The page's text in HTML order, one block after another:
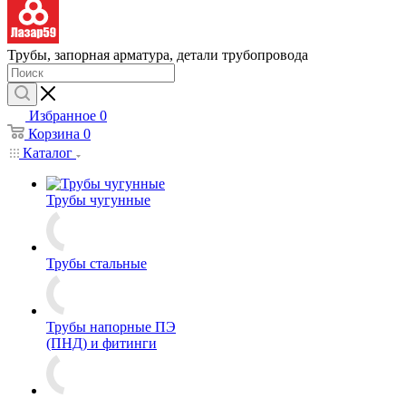
Трубы, запорная арматура, детали трубопровода
Избранное 0
Корзина 0
Каталог
Трубы чугунные
Трубы стальные
Трубы напорные ПЭ
(ПНД) и фитинги